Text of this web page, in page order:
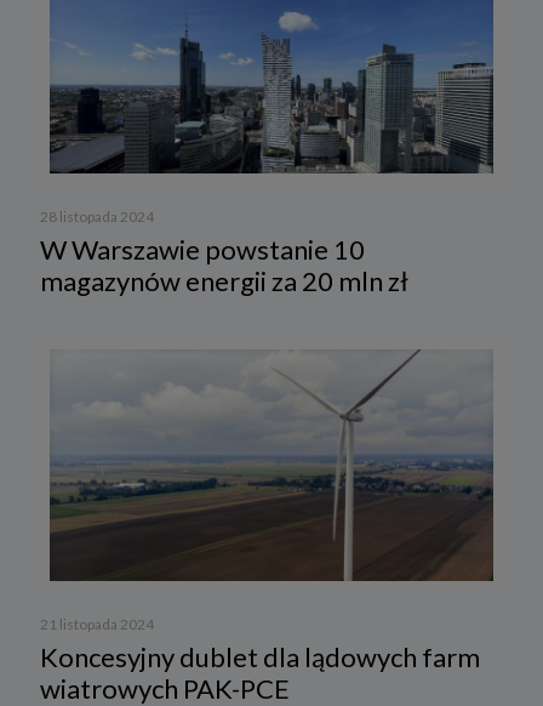
28 listopada 2024
W Warszawie powstanie 10
magazynów energii za 20 mln zł
21 listopada 2024
Koncesyjny dublet dla lądowych farm
wiatrowych PAK-PCE